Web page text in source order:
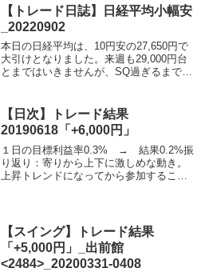
同値撤退の逆指値に抵触し撤退。ＡＮＹ
Ｃ...
【トレード日誌】日経平均小幅安
_20220902
本日の日経平均は、10円安の27,650円で
大引けとなりました。来週も29,000円台
とまではいきませんが、SQ過ぎるまでは
ル・スコープ<6619>、増...
【日次】トレード結果
20190618「+6,000円」
１日の目標利益率0.3% → 結果0.2%振
り返り：寄りから上下に激しめな動き。
上昇トレンドになってから参加すること
G06/03(月)...
【スイング】トレード結果
「+5,000円」_出前館
<2484>_20200331-0408